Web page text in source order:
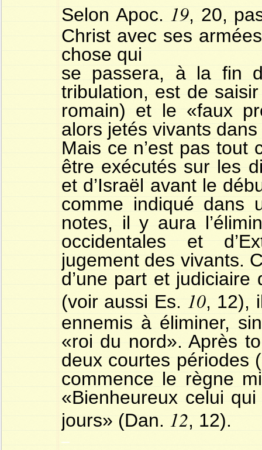
Selon Apoc. 19, 20,
Christ avec ses
chose qui
se passera, à la fin
tribulation, est de
romain) et le «faux
alors jetés vivants dans
Mais ce n’est pas tout
être exécutés sur les
et d’Israël avant le
comme indiqué dans
notes, il y aura
occidentales et
jugement des vivants.
d’une part et judiciaire
(voir aussi Es. 10, 12),
ennemis à éliminer,
«roi du nord». Après
deux courtes périodes
commence le règne
«Bienheureux celui
jours» (Dan. 12, 12).
–